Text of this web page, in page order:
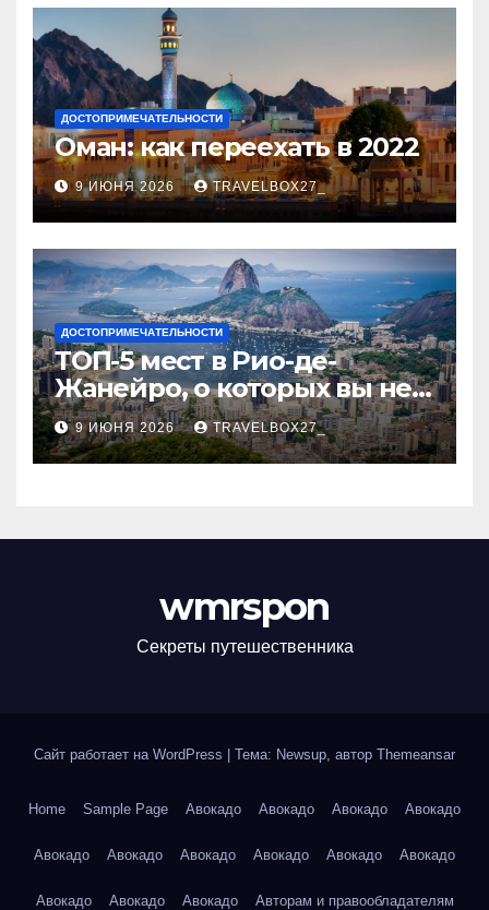
ДОСТОПРИМЕЧАТЕЛЬНОСТИ
Оман: как переехать в 2022
9 ИЮНЯ 2026 TRAVELBOX27_
ДОСТОПРИМЕЧАТЕЛЬНОСТИ
ТОП-5 мест в Рио-де-
Жанейро, о которых вы не
знали
9 ИЮНЯ 2026 TRAVELBOX27_
wmrspon
Секреты путешественника
Сайт работает на WordPress Тема: Newsup, автор Themeansar
Home Sample Page Авокадо Авокадо Авокадо Авокадо
Авокадо Авокадо Авокадо Авокадо Авокадо Авокадо
Авокадо Авокадо Авокадо Авторам и правообладателям